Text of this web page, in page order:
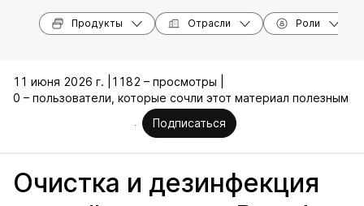
Продукты Отрасли Роли
11 июня 2026 г. |
1182 – просмотры |
0 – пользователи, которые сочли этот материал полезным
Подписаться
Очистка и дезинфекция